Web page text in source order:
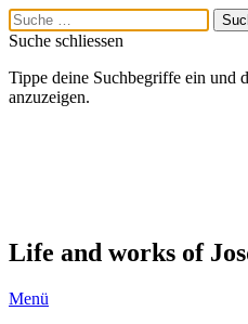
Suche schliessen
Tippe deine Suchbegriffe ein und
anzuzeigen.
Life and works of
Menü